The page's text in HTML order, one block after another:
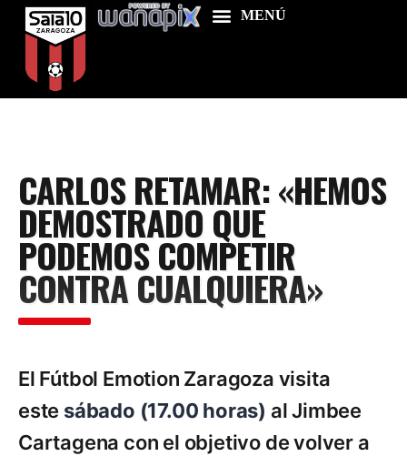
Food & Drink
Features
News
Contacts
CARLOS RETAMAR: «HEMOS
DEMOSTRADO QUE
PODEMOS COMPETIR
CONTRA CUALQUIERA»
El Fútbol Emotion Zaragoza visita
este sábado (17.00 horas) al Jimbee
Cartagena con el objetivo de volver a